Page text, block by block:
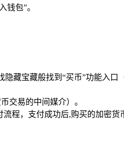
钱包”。
藏宝藏般找到“买币”功能入口
交易的中间媒介）。
程，支付成功后,购买的加密货